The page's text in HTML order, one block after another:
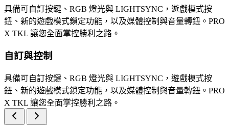
具備可自訂按鍵、RGB 燈光與 LIGHTSYNC，遊戲模式按
鈕、新的遊戲模式鎖定功能，以及媒體控制與音量轉鈕。PRO
X TKL 讓您全面掌控勝利之路。
自訂與控制
具備可自訂按鍵、RGB 燈光與 LIGHTSYNC，遊戲模式按
鈕、新的遊戲模式鎖定功能，以及媒體控制與音量轉鈕。PRO
X TKL 讓您全面掌控勝利之路。